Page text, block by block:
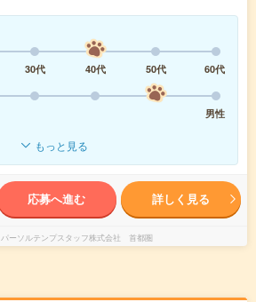
30代 40代 50代
60代
男性
もっと見る
応募へ進む 詳しく見る
パーソルテンプスタッフ株式会社 首都圏